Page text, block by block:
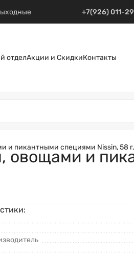
+7(926) 011-
отделАкции и СкидкиКонтакты
и пикантными специями Nissin, 58
овощами и